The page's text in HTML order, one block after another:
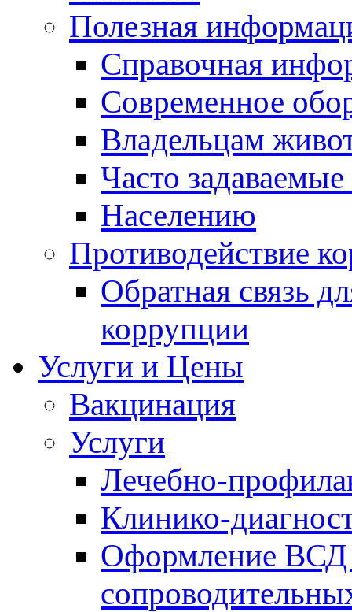
Полезная
Справочная
Современное
Владельцам
Часто
Населению
Противодействие
Обратная связь
коррупции
Услуги и Цены
Вакцинация
Услуги
Лечебно-
Клинико-
Оформление ВСД